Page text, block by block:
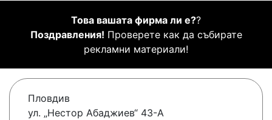
Това вашата фирма ли е??
Поздравления! Проверете как да събирате
рекламни материали!
Пловдив
ул. „Нестор Абаджиев“ 43-А